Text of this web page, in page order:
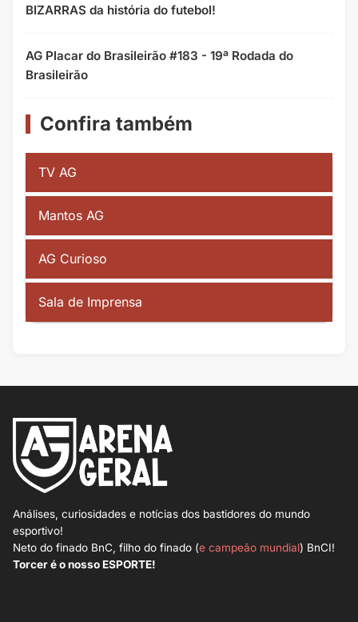
BIZARRAS da história do futebol!
AG Placar do Brasileirão #183 - 19ª Rodada do
Brasileirão
Confira também
TV AG
Mantos AG
AG Curioso
Sala de Imprensa
Análises, curiosidades e notícias dos bastidores do mundo
esportivo!
Neto do finado BnC, filho do finado (e campeão mundial) BnCI!
Torcer é o nosso ESPORTE!